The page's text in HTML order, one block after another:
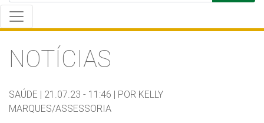
NOTÍCIAS
SAÚDE | 21.07.23 - 11:46 | POR KELLY
MARQUES/ASSESSORIA